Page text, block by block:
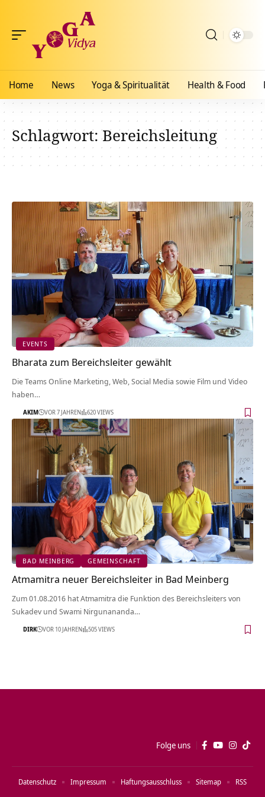
Home News Yoga & Spiritualität Health & Food
Schlagwort:Bereichsleitung
EVENTS
Bharata zum Bereichsleiter gewählt
Die Teams Online Marketing, Web, Social Media sowie Film und Video
haben…
AKIM VOR 7 JAHREN 620 VIEWS
BAD MEINBERG GEMEINSCHAFT
Atmamitra neuer Bereichsleiter in Bad Meinberg
Zum 01.08.2016 hat Atmamitra die Funktion des Bereichsleiters von
Sukadev und Swami Nirgunananda…
DIRK VOR 10 JAHREN 505 VIEWS
Folge uns
Datenschutz Impressum Haftungsausschluss Sitemap RSS